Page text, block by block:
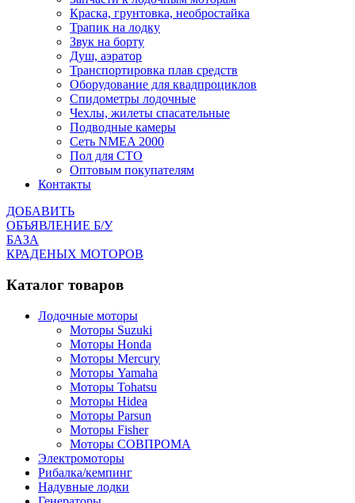
Краска, грунтовка, необростайка
Трапик на лодку
Звук на борту
Душ, аэратор
Транспортировка плав средств
Оборудование для квадпроциклов
Спидометры лодочные
Чехлы, жилеты спасательные
Подводные камеры
Сеть NMEA 2000
Пол для СТО
Оптовым покупателям
Контакты
ДОБАВИТЬ
ОБЪЯВЛЕНИЕ Б/У
БАЗА
КРАДЕНЫХ МОТОРОВ
Каталог товаров
Лодочные моторы
Моторы Suzuki
Моторы Honda
Моторы Mercury
Моторы Yamaha
Моторы Tohatsu
Моторы Hidea
Моторы Parsun
Моторы Fisher
Моторы СОВПРОМА
Электромоторы
Рибалка/кемпинг
Надувные лодки